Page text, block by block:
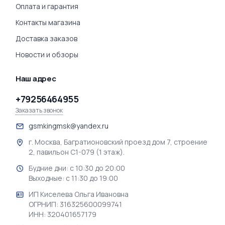
Оплата и гарантия
Контакты магазина
Доставка заказов
Новости и обзоры
Наш адрес
+79256464955
Заказать звонок
gsmkingmsk@yandex.ru
г. Москва, Багратионовский проезд дом 7, строение
2, павильон С1-079 (1 этаж).
Будние дни: с 10:30 до 20:00
Выходные: с 11:30 до 19:00
ИП Киселева Ольга Ивановна
ОГРНИП: 316325600099741
ИНН: 320401657179